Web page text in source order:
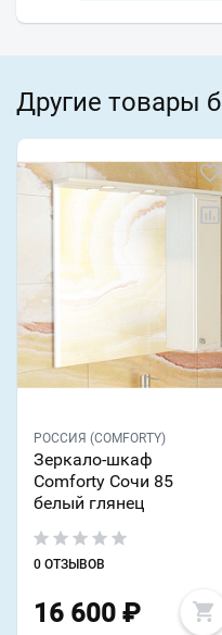
Другие товары
РОССИЯ (COMFORTY)
Зеркало-шкаф
Comforty Сочи 85
белый глянец
0 ОТЗЫВОВ
16 600 ₽